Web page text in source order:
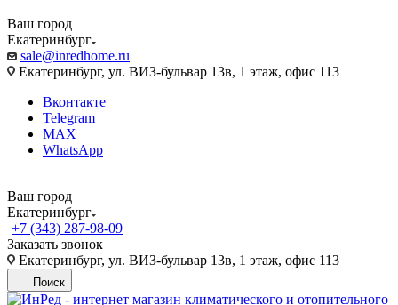
Ваш город
Екатеринбург
sale@inredhome.ru
Екатеринбург, ул. ВИЗ-бульвар 13в, 1 этаж, офис 113
Вконтакте
Telegram
MAX
WhatsApp
Ваш город
Екатеринбург
+7 (343) 287-98-09
Заказать звонок
Екатеринбург, ул. ВИЗ-бульвар 13в, 1 этаж, офис 113
Поиск